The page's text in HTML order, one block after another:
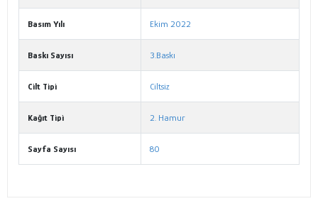
Basım Yılı Ekim 2022
Baskı Sayısı 3.Baskı
Cilt Tipi Ciltsiz
Kağıt Tipi 2. Hamur
Sayfa Sayısı 80